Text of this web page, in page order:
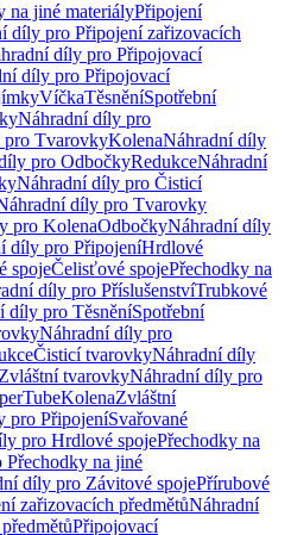
na jiné materiályPřipojení
díly pro Připojení zařizovacích
díly pro Připojovací
díly pro Připojovací
VíčkaTěsněníSpotřební
Náhradní díly pro
TvarovkyKolenaNáhradní díly
pro OdbočkyRedukceNáhradní
Náhradní díly pro Čisticí
díly pro Tvarovky
pro KolenaOdbočkyNáhradní díly
díly pro PřipojeníHrdlové
spojeČelisťové spojePřechodky na
díly pro PříslušenstvíTrubkové
díly pro TěsněníSpotřební
Náhradní díly pro
Čisticí tvarovkyNáhradní díly
Zvláštní tvarovkyNáhradní díly pro
KolenaZvláštní
pro PřipojeníSvařované
pro Hrdlové spojePřechodky na
na jiné
díly pro Závitové spojePřírubové
zařizovacích předmětůNáhradní
Připojovací